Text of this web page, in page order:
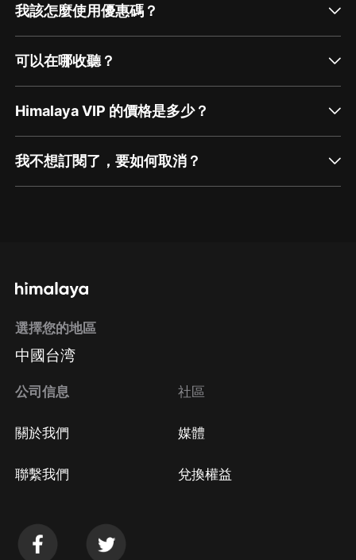
我該怎麼使用優惠碼？
可以在哪收聽？
Himalaya VIP 的價格是多少？
我不想訂閱了，要如何取消？
方法 Google Play取消訂閱方法
選擇您的地區
中國台湾
公司信息
關於我們
聯繫我們
社區
媒體
兌換權益